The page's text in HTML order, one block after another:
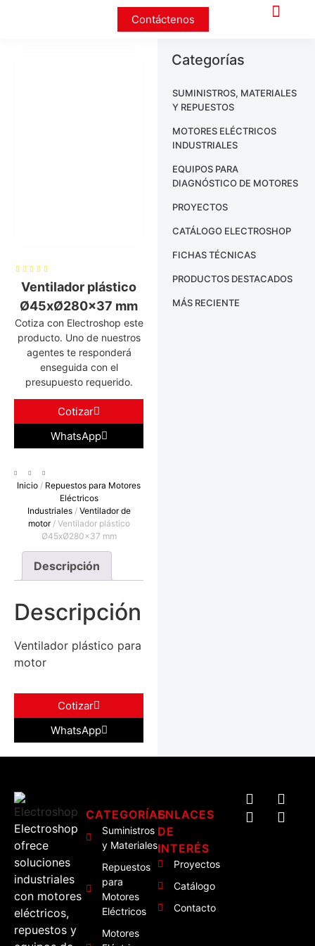
Contáctenos
Categorías
SUMINISTROS, MATERIALES
Y REPUESTOS
MOTORES ELÉCTRICOS
INDUSTRIALES
EQUIPOS PARA
DIAGNÓSTICO DE MOTORES
PROYECTOS
CATÁLOGO ELECTROSHOP
FICHAS TÉCNICAS
PRODUCTOS DESTACADOS
MÁS RECIENTE
Ventilador plástico
Ø45xØ280×37 mm
Cotiza con Electroshop este
producto. Uno de nuestros
agentes te responderá
enseguida con el
presupuesto requerido.
Cotizar
WhatsApp
Inicio / Repuestos para Motores
Eléctricos
Industriales/ Ventilador de
motor/ Ventilador plástico
Ø45xØ280×37 mm
Descripción
Descripción
Ventilador plástico para
motor
Cotizar
WhatsApp
Electroshop
ofrece
soluciones
industriales
con motores
eléctricos,
repuestos y
CATEGORÍAS
Suministros
y Materiales
Repuestos
para
Motores
Eléctricos
Motores
ENLACES
DE
INTERÉS
Proyectos
Catálogo
Contacto